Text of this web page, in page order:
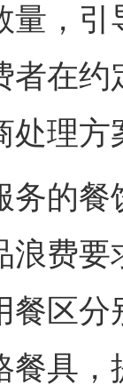
量，
者在
处理方
的餐
浪费
餐区
餐具